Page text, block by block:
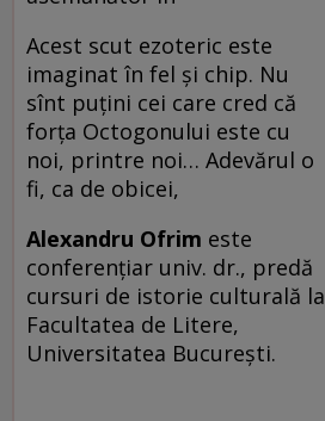
Acest scut ezoteric este
imaginat în fel şi chip. Nu
sînt puţini cei care cred că
forţa Octogonului este cu
noi, printre noi… Adevărul o
fi, ca de obicei,
Alexandru Ofrim este
conferenţiar univ. dr., predă
cursuri de istorie culturală la
Facultatea de Litere,
Universitatea Bucureşti.